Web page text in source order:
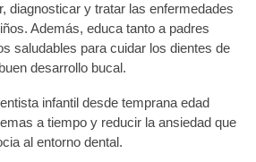
diagnosticar y tratar las enfermedades
Además, educa tanto a padres
saludables para cuidar los dientes de
desarrollo bucal.
infantil desde temprana edad
a tiempo y reducir la ansiedad que
al entorno dental.